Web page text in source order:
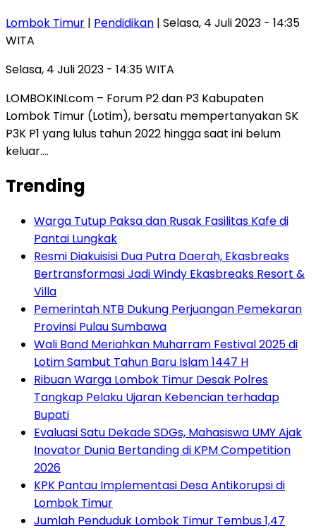
Lombok Timur | Pendidikan | Selasa, 4 Juli 2023 - 14:35
WITA
Selasa, 4 Juli 2023 - 14:35 WITA
LOMBOKINI.com – Forum P2 dan P3 Kabupaten
Lombok Timur (Lotim), bersatu mempertanyakan SK
P3K P1 yang lulus tahun 2022 hingga saat ini belum
keluar….
Trending
Warga Tutup Paksa dan Rusak Fasilitas Kafe di
Pantai Lungkak
Resmi Diakuisisi Dua Putra Daerah, Ekasbreaks
Bertransformasi Jadi Windy Ekasbreaks Resort &
Villa
Pemerintah NTB Dukung Perjuangan Pemekaran
Provinsi Pulau Sumbawa
Wali Band Meriahkan Muharram Festival 2025 di
Lotim Sambut Tahun Baru Islam 1447 H
Ribuan Warga Lombok Timur Desak Polres
Tangkap Pelaku Ujaran Kebencian terhadap
Bupati
Evaluasi Satu Dekade SDGs, Mahasiswa UMY Ajak
Inovator Dunia Bertanding di KPM Competition
2026
KPK Pantau Implementasi Desa Antikorupsi di
Lombok Timur
Jumlah Penduduk Lombok Timur Tembus 1,47